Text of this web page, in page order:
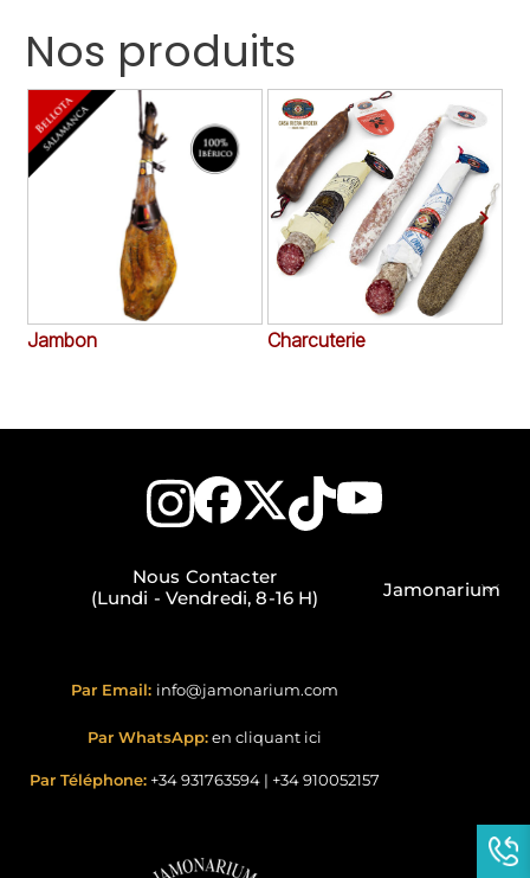
Nos produits
Jambon Charcuterie

Nous Contacter
(Lundi - Vendredi, 8-16 H)
Par Email: info@jamonarium.com
Par WhatsApp:en cliquant ici
Par Téléphone: +34 931763594 | +34 910052157
Jamonarium